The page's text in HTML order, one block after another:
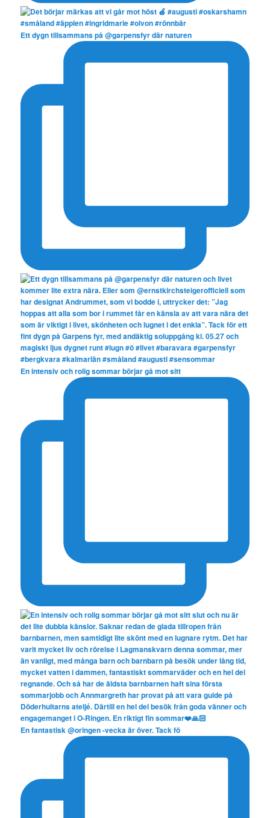
Ett dygn tillsammans på @garpensfyr där naturen
En intensiv och rolig sommar börjar gå mot sitt
En fantastisk @oringen -vecka är över. Tack fö